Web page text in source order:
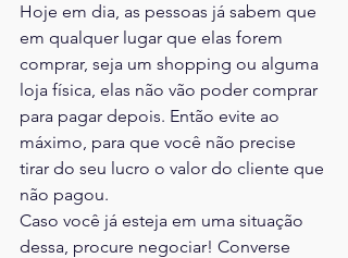
Hoje em dia, as pessoas já sabem que
em qualquer lugar que elas forem
comprar, seja um shopping ou alguma
loja física, elas não vão poder comprar
para pagar depois. Então evite ao
máximo, para que você não precise
tirar do seu lucro o valor do cliente que
não pagou.
Caso você já esteja em uma situação
dessa, procure negociar! Converse